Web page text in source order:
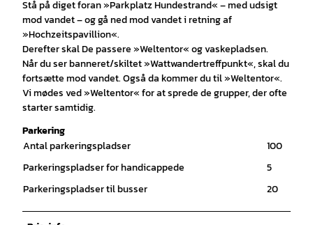
Stå på diget foran »Parkplatz Hundestrand« – med udsigt
mod vandet – og gå ned mod vandet i retning af
»Hochzeitspavillion«.
Derefter skal De passere »Weltentor« og vaskepladsen.
Når du ser banneret/skiltet »Wattwandertreffpunkt«, skal du
fortsætte mod vandet. Også da kommer du til »Weltentor«.
Vi mødes ved »Weltentor« for at sprede de grupper, der ofte
starter samtidig.
Parkering
Antal parkeringspladser
100
Parkeringspladser for handicappede
5
Parkeringspladser til busser
20